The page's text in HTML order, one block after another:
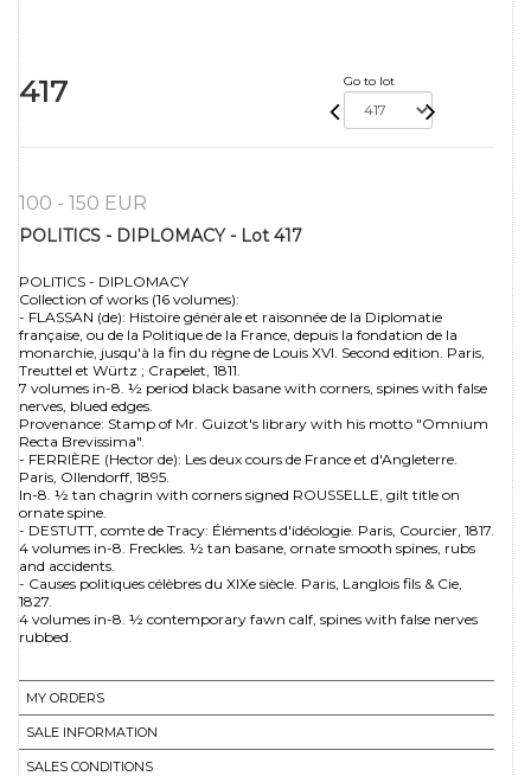
417 Go to lot
100 - 150 EUR
POLITICS - DIPLOMACY - Lot 417
POLITICS - DIPLOMACY
Collection of works (16 volumes):
- FLASSAN (de): Histoire générale et raisonnée de la Diplomatie
française, ou de la Politique de la France, depuis la fondation de la
monarchie, jusqu'à la fin du règne de Louis XVI. Second edition. Paris,
Treuttel et Würtz ; Crapelet, 1811.
7 volumes in-8. ½ period black basane with corners, spines with false
nerves, blued edges.
Provenance: Stamp of Mr. Guizot's library with his motto "Omnium
Recta Brevissima".
- FERRIÈRE (Hector de): Les deux cours de France et d'Angleterre.
Paris, Ollendorff, 1895.
In-8. ½ tan chagrin with corners signed ROUSSELLE, gilt title on
ornate spine.
- DESTUTT, comte de Tracy: Éléments d'idéologie. Paris, Courcier, 1817.
4 volumes in-8. Freckles. ½ tan basane, ornate smooth spines, rubs
and accidents.
- Causes politiques célèbres du XIXe siècle. Paris, Langlois fils & Cie,
1827.
4 volumes in-8. ½ contemporary fawn calf, spines with false nerves
rubbed.
MY ORDERS
SALE INFORMATION
SALES CONDITIONS